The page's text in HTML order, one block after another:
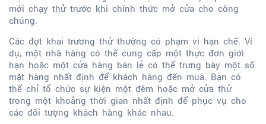
mới chạy thử trước khi chính thức mở cửa cho công
chúng.
Các đợt khai trương thử thường có phạm vi hạn chế. Ví
dụ, một nhà hàng có thể cung cấp một thực đơn giới
hạn hoặc một cửa hàng bán lẻ có thể trưng bày một số
mặt hàng nhất định để khách hàng đến mua. Bạn có
thể chỉ tổ chức sự kiện một đêm hoặc mở cửa thử
trong một khoảng thời gian nhất định để phục vụ cho
các đối tượng khách hàng khác nhau.